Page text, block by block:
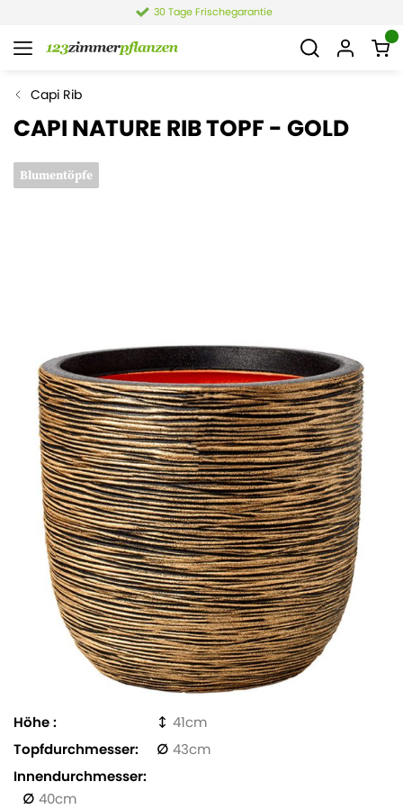
30 Tage Frischegarantie
Capi Rib
CAPI NATURE RIB TOPF - GOLD
Blumentöpfe
Höhe
41
Topfdurchmesser
43
Innendurchmesser
40